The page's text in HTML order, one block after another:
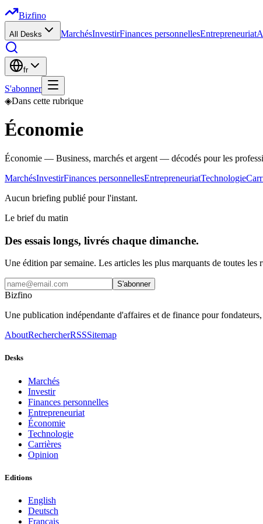
Bizfino
All Desks MarchésInvestirFinances personnellesEntrepreneuriat
fr
S'abonner
◈Dans cette rubrique
Économie
Économie — Business, marchés et argent — décodés pour les
MarchésInvestirFinances personnellesEntrepreneuriatTechnologie
Aucun briefing publié pour l'instant.
Le brief du matin
Des essais longs, livrés chaque dimanche.
Une édition par semaine. Les articles les plus marquants de toutes les
S'abonner
Bizfino
Une publication indépendante d'affaires et de finance pour
AboutRechercherRSSSitemap
Desks
Marchés
Investir
Finances personnelles
Entrepreneuriat
Économie
Technologie
Carrières
Opinion
Editions
English
Deutsch
Français